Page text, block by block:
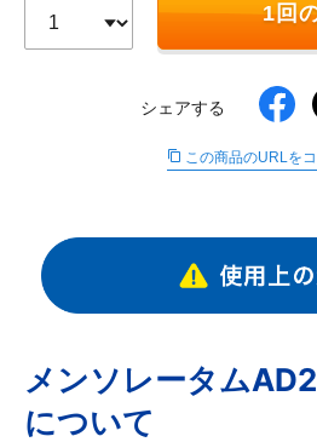
∟ メイク
お悩み・用途から探す
キャンペーンから探す
ロート製薬の想い
お問い合わせ
医薬品の販売に関する表示 1回
シェアする
この商品のURLを
メンソレータム
について